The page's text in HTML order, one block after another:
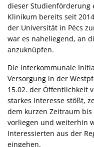
dieser Studienförderung
Klinikum bereits seit
der Universität in Pécs
war es naheliegend, an
anzuknüpfen.
Die interkommunale
Versorgung in der
15.02. der Öffentlichkeit
starkes Interesse stößt,
dem kurzen Zeitraum
vorliegen und weiterhin
Interessierten aus der
eingehen.